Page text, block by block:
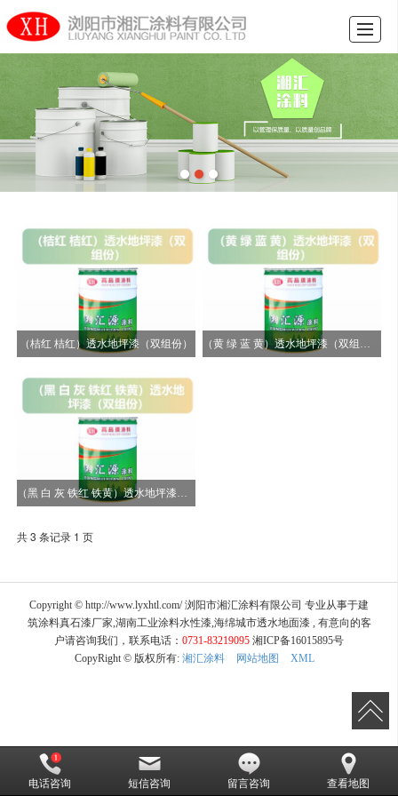
产品中心 招商加盟 人才招聘 联系我们
（桔红 桔红）透水地坪漆（双组份） （黄 绿 蓝 黄）透水地坪漆（双组份）
共 3 条记录 1 页
Copyright © http://www.lyxhtl.com/ 浏阳市湘汇涂料有限公司 专业从事于建
筑涂料真石漆厂家,湖南工业涂料水性漆,海绵城市透水地面漆 , 有意向的客
户请咨询我们，联系电话： 0731-83219095 湘ICP备16015895号
CopyRight © 版权所有: 湘汇涂料 网站地图 XML
电话咨询 短信咨询 留言咨询 查看地图